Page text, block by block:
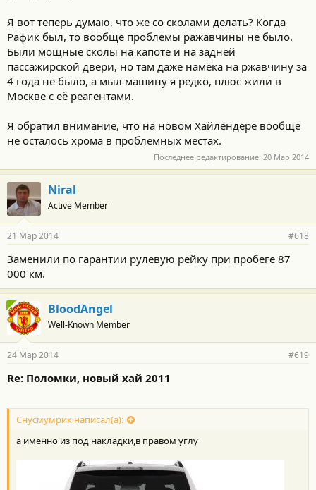
Я вот теперь думаю, что же со сколами делать? Когда
Рафик был, то вообще проблемы ражавчины не было.
Были мощные сколы на капоте и на задней
пассажирской двери, но там даже намёка на ржавчину за
4 года не было, а мыл машину я редко, плюс жили в
Москве с её реагентами.
Я обратил внимание, что на новом Хайлендере вообще
не осталось хрома в проблемных местах.
Последнее редактирование: 20 Мар 2014
Niral
Active Member
21 Мар 2014 #618
Заменили по гарантии рулевую рейку при пробеге 87
000 км.
BloodAngel
Well-Known Member
24 Мар 2014 #619
Re: Поломки, новый хай 2011
Снусмумрик написал(а):
а именно из под накладки,в правом углу